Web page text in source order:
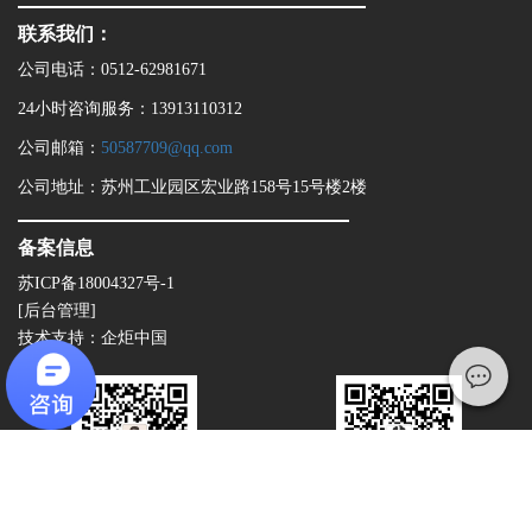
联系我们：
公司电话：0512-62981671
24小时咨询服务：13913110312
公司邮箱： 50587709@qq.com
公司地址：苏州工业园区宏业路158号15号楼2楼
备案信息
苏ICP备18004327号-1
[后台管理]
技术支持： 企炬中国